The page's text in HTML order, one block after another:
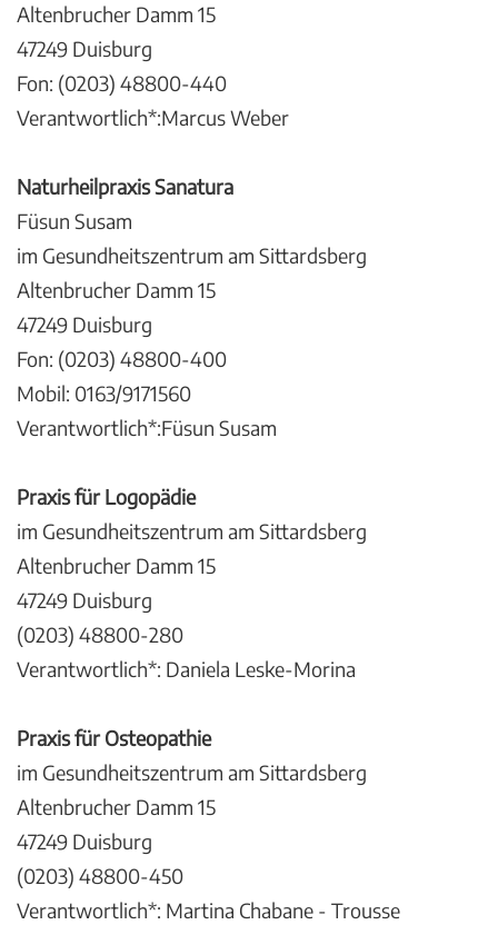
Altenbrucher Damm 15
47249 Duisburg
Fon: (0203) 48800-440
Verantwortlich*:Marcus Weber
Naturheilpraxis Sanatura
Füsun Susam
im Gesundheitszentrum am Sittardsberg
Altenbrucher Damm 15
47249 Duisburg
Fon: (0203) 48800-400
Mobil: 0163/9171560
Verantwortlich*:Füsun Susam
Praxis für Logopädie
im Gesundheitszentrum am Sittardsberg
Altenbrucher Damm 15
47249 Duisburg
(0203) 48800-280
Verantwortlich*: Daniela Leske-Morina
Praxis für Osteopathie
im Gesundheitszentrum am Sittardsberg
Altenbrucher Damm 15
47249 Duisburg
(0203) 48800-450
Verantwortlich*: Martina Chabane - Trousse